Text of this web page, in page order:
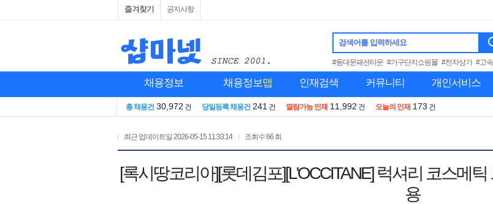
즐겨찾기 공지사항
검색어를 입력하세요
#동대문패션타운 #가구단지쇼핑몰 #전자상가 #고
채용정보 채용정보맵 인재검색 커뮤니티 개인서비스
총 채용건 30,972 건 당일등록 채용건 241 건 열람가능 인재 11,992 건 오늘의 인재 173 건
최근 업데이트일 2026-05-15 11:33:14 조회수66 회
[록시땅코리아][롯데김포][L'OCCITANE] 럭셔리 코스메
용